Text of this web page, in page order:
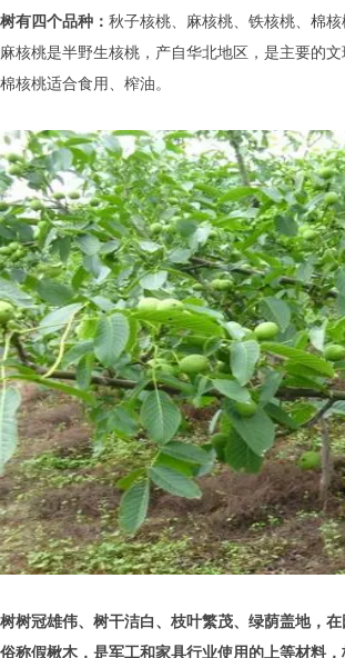
有四个品种： 秋子核桃、麻核桃、铁核桃、棉
核桃是半野生核桃，产自华北地区，是主要的
核桃适合食用、榨油。
树冠雄伟、树干洁白、枝叶繁茂、绿荫盖地，
称假楸木，是军工和家具行业使用的上等材料，